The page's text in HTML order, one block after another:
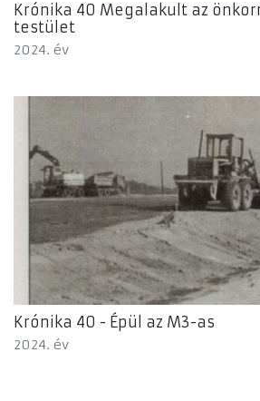
Krónika 40 Megalakult az
testület
2024. év
Krónika 40 - Épül az M3-as
2024. év